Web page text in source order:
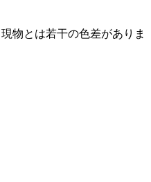
物とは若干の色差がありま